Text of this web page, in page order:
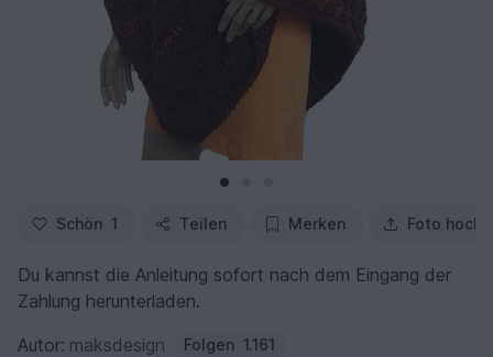
Schön 1 Teilen Merken Foto
Du kannst die Anleitung sofort nach dem Eingang der
Zahlung herunterladen.
Autor: maksdesign Folgen 1.161